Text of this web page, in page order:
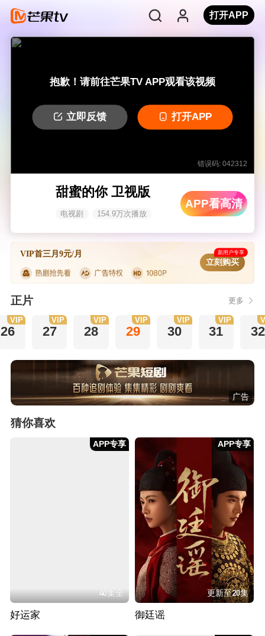
打开APP
抱歉！请前往芒果TV APP观看该视频
立即反馈 打开APP
错误码: 042312
甜蜜的你 卫视版
电视剧 154.9万次播放
APP看高清
VIP首三月9元/月 新用户专享
立刻购买
正片 更多
26
VIP
27
VIP
28
VIP
29
VIP
30
VIP
31
VIP
32
广告
猜你喜欢
APP专享
40集全
好运家
APP专享
更新至20集
御廷谣